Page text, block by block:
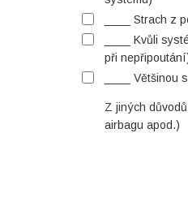
____ Strach z
____ Kvůli
při
____ Většinou
Z jiných
airbagu apod.)